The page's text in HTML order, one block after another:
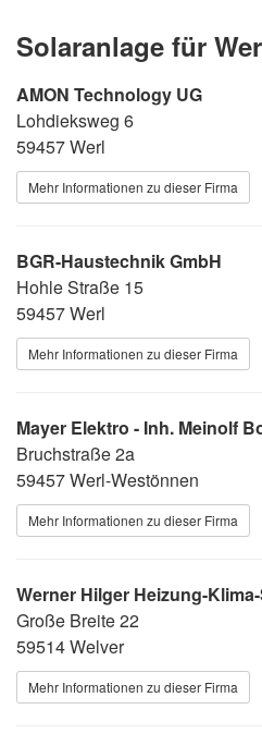
Solaranlage für
AMON Technology UG
Lohdieksweg 6
59457 Werl
Mehr Informationen zu dieser Firma
BGR-Haustechnik GmbH
Hohle Straße 15
59457 Werl
Mehr Informationen zu dieser Firma
Mayer Elektro - Inh. Meinolf
Bruchstraße 2a
59457 Werl-Westönnen
Mehr Informationen zu dieser Firma
Werner Hilger Heizung-
Große Breite 22
59514 Welver
Mehr Informationen zu dieser Firma